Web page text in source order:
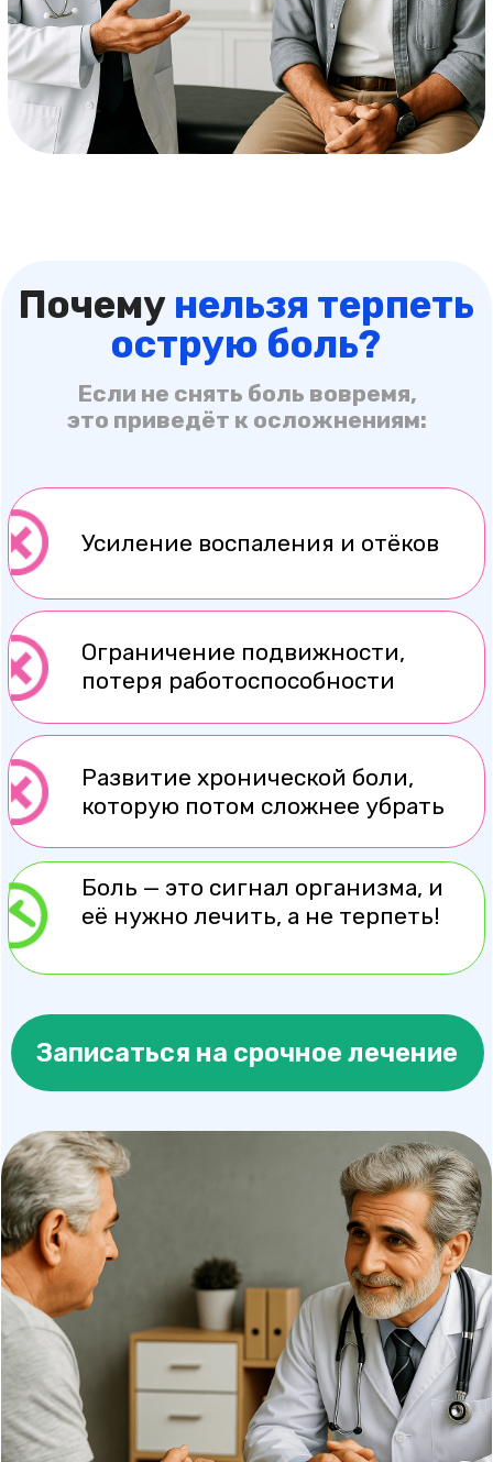
Записаться на срочное лечение
Как мыснимаем острую
Обезболивающие инъекции
резкую боль
Медикаментозные блокады
за 1 процедуру
Записаться на лечение
Подбираем методику
индивидуально, в зависимости от
Узнайте, какой метод
снимет вашу боль уже
сегодня!
Ответьте на 5 вопросов и
получите персональные
рекомендации по срочному
снятию боли.